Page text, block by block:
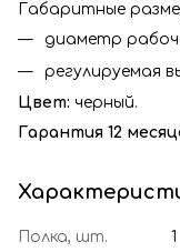
Габаритные
диаметр
регулируемая
Цвет: черный.
Гарантия 12
Полка, шт.
1